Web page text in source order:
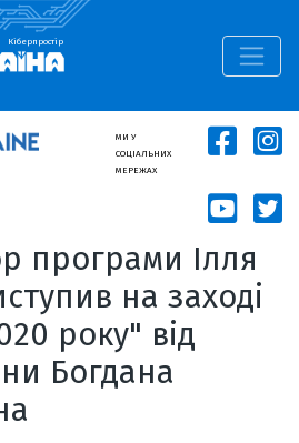
Кіберпростір
МИ У
СОЦІАЛЬНИХ
МЕРЕЖАХ
програми Ілля
на заході
року" від
Богдана